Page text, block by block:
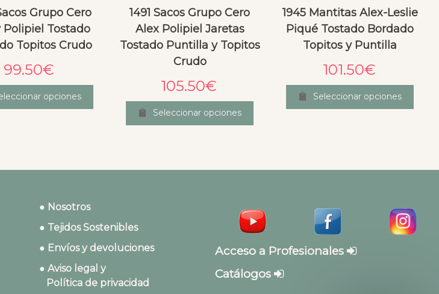
Grupo Cero
Polipiel Tostado
Topitos Crudo
99.50€
opciones
1491 Sacos Grupo Cero
Alex Polipiel Jaretas
Tostado Puntilla y Topitos
Crudo
105.50€
Seleccionar opciones
1945 Mantitas Alex-Leslie
Piqué Tostado Bordado
Topitos y Puntilla
101.50€
Seleccionar opciones
● Nosotros
● Tejidos Sostenibles
● Envíos y devoluciones
● Aviso legal y
Política de privacidad
Acceso a Profesionales
Catálogos